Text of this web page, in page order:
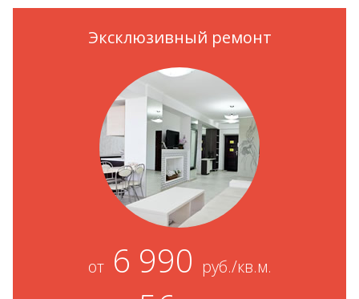
Эксклюзивный ремонт
от6 990 руб./кв.м.